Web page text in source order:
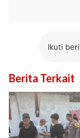
Ikuti
Berita Terkait